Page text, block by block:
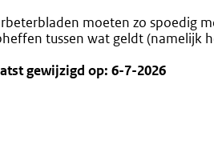
moeten zo spoedig
tussen wat geldt (namelijk
gewijzigd op: 6-7-2026